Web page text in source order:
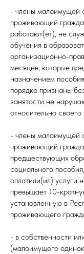
- члены малоимущей
проживающий
работают(ет), не
обучения в
организационно-
месяцев, которые
назначением
порядке признаны
занятости не
относительно своего
- члены малоимущей
проживающий
предшествующих
социального
оплатили(ил) услуги
превышает 10-
установленную в
проживающего
- в собственности
(малоимущего